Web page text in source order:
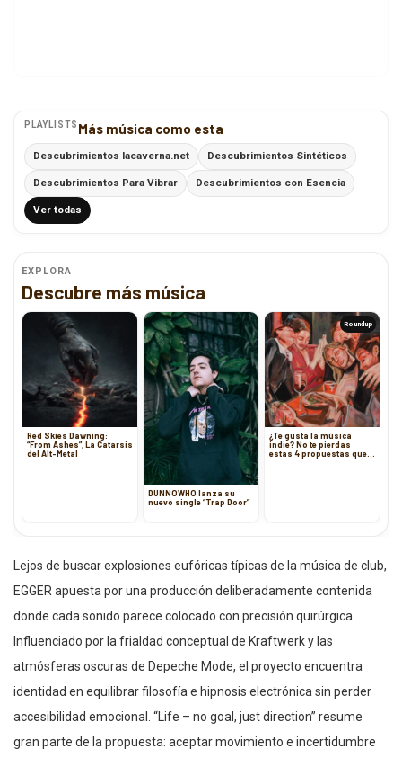
PLAYLISTS Más música como esta
Descubrimientos lacaverna.net Descubrimientos Sintéticos
Descubrimientos Para Vibrar Descubrimientos con Esencia
Ver todas
EXPLORA
Descubre más música
Red Skies Dawning:
“From Ashes”, La Catarsis
del Alt-Metal
DUNNOWHO lanza su
nuevo single “Trap Door”
Roundup
¿Te gusta la música
indie? No te pierdas
estas 4 propuestas que
Lejos de buscar explosiones eufóricas típicas de la música de club,
EGGER apuesta por una producción deliberadamente contenida
donde cada sonido parece colocado con precisión quirúrgica.
Influenciado por la frialdad conceptual de Kraftwerk y las
atmósferas oscuras de Depeche Mode, el proyecto encuentra
identidad en equilibrar filosofía e hipnosis electrónica sin perder
accesibilidad emocional. “Life – no goal, just direction” resume
gran parte de la propuesta: aceptar movimiento e incertidumbre